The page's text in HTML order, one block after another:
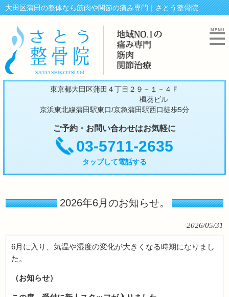
大田区蒲田の整体なら筋肉や関節の痛み専門｜さとう整骨院
東京都大田区蒲田４丁目２９－１－４Ｆ
楓葵ビル
京浜東北線蒲田駅東口/京急蒲田駅西口徒歩5分
ご予約・お問い合わせはお気軽に
03-5711-2635
タップして電話する
2026年6月のお知らせ。
2026/05/31
6月に入り、気温や湿度の変化が大きくなる時期になりまし
た。
（お知らせ）